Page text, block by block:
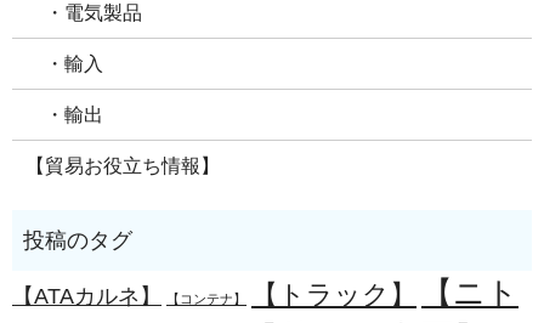
・電気製品
・輸入
・輸出
【貿易お役立ち情報】
【ATAカルネ】 【コンテナ】 【トラック】
【ニト